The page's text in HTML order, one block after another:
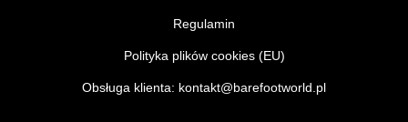
Regulamin
Polityka plików cookies (EU)
Obsługa klienta: kontakt@barefootworld.pl